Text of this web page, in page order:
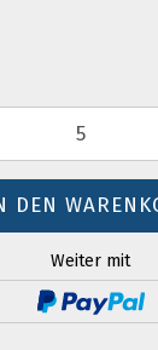
Weiter mit